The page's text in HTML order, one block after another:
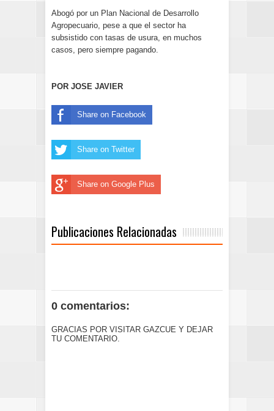
Abogó por un Plan Nacional de Desarrollo
Agropecuario, pese a que el sector ha
subsistido con tasas de usura, en muchos
casos, pero siempre pagando.
POR JOSE JAVIER
Share on Facebook
Share on Twitter
Share on Google Plus
Publicaciones Relacionadas
0 comentarios:
GRACIAS POR VISITAR GAZCUE Y DEJAR
TU COMENTARIO.